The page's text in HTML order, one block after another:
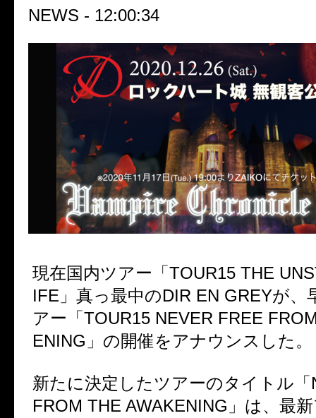
NEWS - 12:00:34
現在国内ツアー「TOUR15 THE
IFE」真っ最中のDIR EN GREYが、
アー「TOUR15 NEVER FREE
ENING」の開催をアナウンスした。
新たに決定したツアーのタイトル「
FROM THE AWAKENING」は、最